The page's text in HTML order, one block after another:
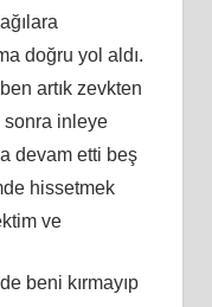
doğru yol aldı.
artık zevkten
sonra inleye
devam etti beş
hissetmek
ve
beni kırmayıp